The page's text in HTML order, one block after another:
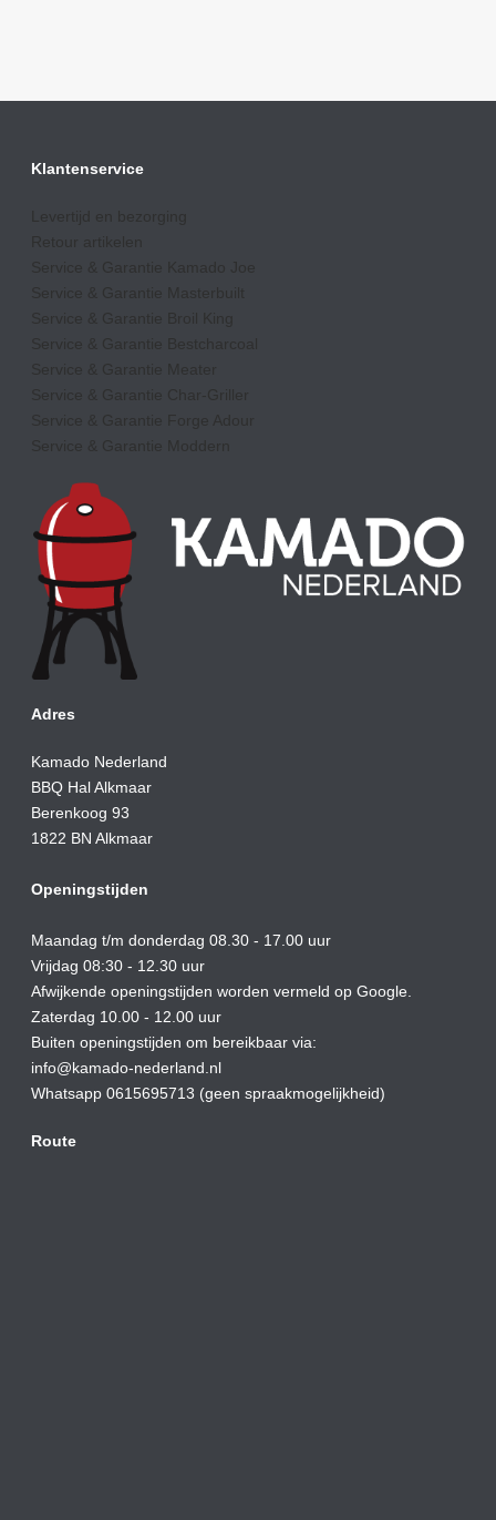
Klantenservice
Levertijd en bezorging
Retour artikelen
Service & Garantie Kamado Joe
Service & Garantie Masterbuilt
Service & Garantie Broil King
Service & Garantie Bestcharcoal
Service & Garantie Meater
Service & Garantie Char-Griller
Service & Garantie Forge Adour
Service & Garantie Moddern
Adres
Kamado Nederland
BBQ Hal Alkmaar
Berenkoog 93
1822 BN Alkmaar
Openingstijden
Maandag t/m donderdag 08.30 - 17.00 uur
Vrijdag 08:30 - 12.30 uur
Afwijkende openingstijden worden vermeld op Google.
Zaterdag 10.00 - 12.00 uur
Buiten openingstijden om bereikbaar via:
info@kamado-nederland.nl
Whatsapp 0615695713 (geen spraakmogelijkheid)
Route